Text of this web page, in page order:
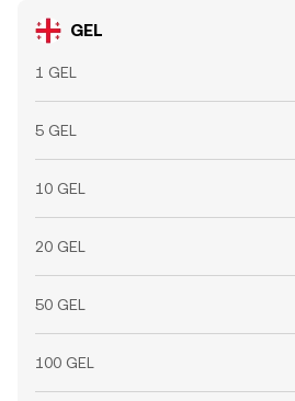
GEL
1 GEL
5 GEL
10 GEL
20 GEL
50 GEL
100 GEL